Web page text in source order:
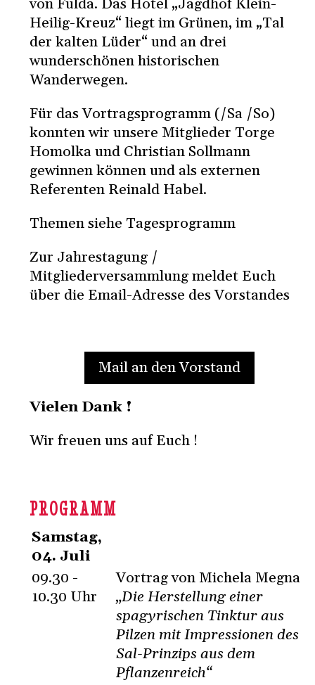
von Fulda. Das Hotel „Jagdhof Klein-
Heilig-Kreuz“ liegt im Grünen, im „Tal
der kalten Lüder“ und an drei
wunderschönen historischen
Wanderwegen.
Für das Vortragsprogramm (/Sa /So)
konnten wir unsere Mitglieder Torge
Homolka und Christian Sollmann
gewinnen können und als externen
Referenten Reinald Habel.
Themen siehe Tagesprogramm
Zur Jahrestagung /
Mitgliederversammlung meldet Euch
über die Email-Adresse des Vorstandes
Mail an den Vorstand
Vielen Dank !
Wir freuen uns auf Euch !
PROGRAMM
Samstag,
04. Juli
09.30 -
10.30 Uhr
Vortrag von Michela Megna
„Die Herstellung einer
spagyrischen Tinktur aus
Pilzen mit Impressionen des
Sal-Prinzips aus dem
Pflanzenreich“